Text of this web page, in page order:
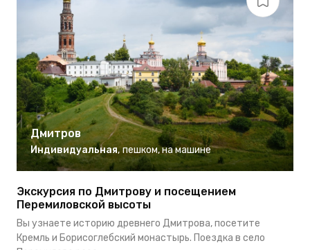
Дмитров
Индивидуальная, пешком, на машине
Экскурсия по Дмитрову и посещением
Перемиловской высоты
Вы узнаете историю древнего Дмитрова, посетите
Кремль и Борисоглебский монастырь. Поездка в село